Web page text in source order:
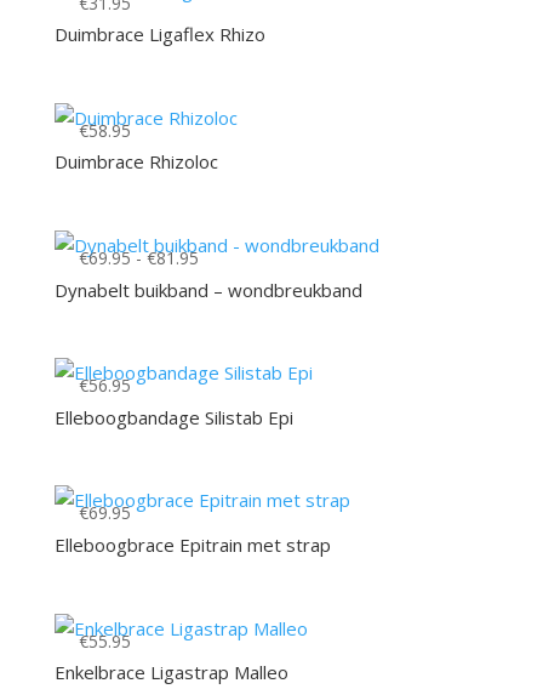
Duimbrace Ligaflex Rhizo
Duimbrace Rhizoloc
€58.95
Dynabelt buikband – wondbreukband
€69.95 - €81.95Prijsklasse:
€69.95
Elleboogbandage Silistab Epi
€56.95
Elleboogbrace Epitrain met strap
€69.95
Enkelbrace Ligastrap Malleo
€55.95